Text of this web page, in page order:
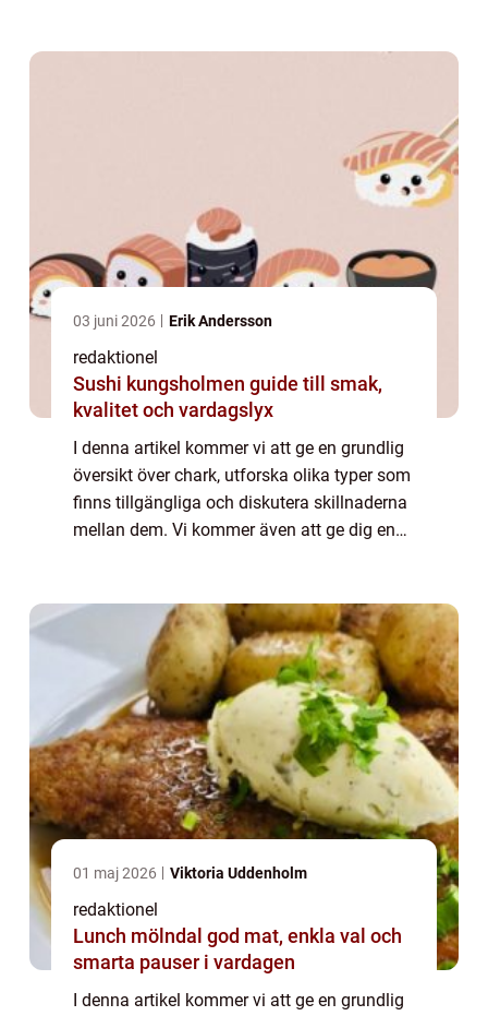
03 juni 2026 Erik Andersson
redaktionel
Sushi kungsholmen guide till smak,
kvalitet och vardagslyx
I denna artikel kommer vi att ge en grundlig
översikt över chark, utforska olika typer som
finns tillgängliga och diskutera skillnaderna
mellan dem. Vi kommer även att ge dig en
01 maj 2026 Viktoria Uddenholm
redaktionel
Lunch mölndal god mat, enkla val och
smarta pauser i vardagen
I denna artikel kommer vi att ge en grundlig